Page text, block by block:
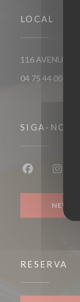
LOCAL
116 AVENUE
04 75 44 00 04
SIGA-NOS
Facebook
RESERVA